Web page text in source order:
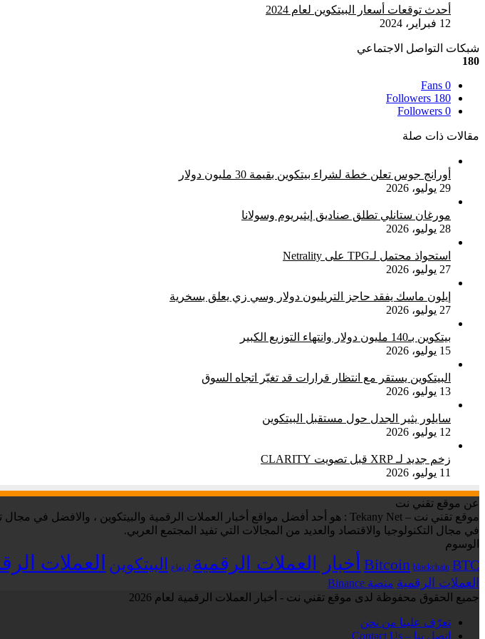
أحدث توقعات أسعار البيتكوين لعام 2024
12 فبراير، 2024
شبكات التواصل الاجتماعي
180
0
Fans
180
Followers
0
Followers
مقالات ذات صلة
أورانج جوس تعلن خطة لشراء بيتكوين بقيمة 30 مليون دولار
29 يوليو، 2026
مورغان ستانلي تطلق صناديق إيثيريوم وسولانا
28 يوليو، 2026
استحواذ محتمل لـTPG على Netrality
27 يوليو، 2026
إيلون ماسك يفقد حاجز التريليون دولار وسي زي يعلق بسخرية
27 يوليو، 2026
بيتكوين بـ140 مليون دولار وانتهاء التوزيع الكبير
15 يوليو، 2026
البيتكوين يستقر مع انتظار قرارات قد تغيّر اتجاه السوق
13 يوليو، 2026
سايلور يثير الجدل حول مستقبل البيتكوين
12 يوليو، 2026
زخم جديد لـ XRP قبل تصويت CLARITY
11 يوليو، 2026
عن موقع تقني نت
في مجال التكنولوجيا والاقتصاد والعديد من المجالات التي تفيد المجتمع العربي.
الوسوم
Bitcoin blockchain BTC أخبار العملات الرقمية ارتفاع البيتكوين العملات
العملات الرقمية منصة Binance
جميع الحقوق محفوظة لدى موقع تقني نت - أخبار العملات الرقمية لعام 2026
تعرّف علينا من نحن
إتصل بنا – Contact Us